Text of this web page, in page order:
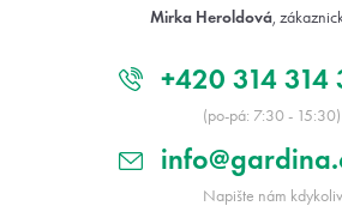
Mirka Heroldová,
+420 314 314
(po-pá: 7:30 - 15:30)
Napište nám kdykoliv